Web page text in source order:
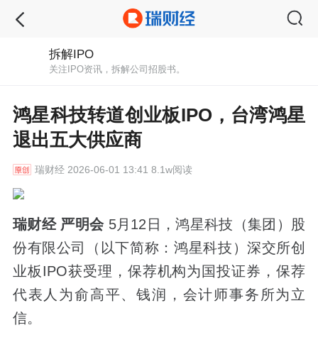
拆解IPO
关注IPO资讯，拆解公司招股书。
鸿星科技转道创业板IPO，台湾鸿星
退出五大供应商
瑞财经2026-06-01 13:41 8.1w阅读
瑞财经 严明会 5月12日，鸿星科技（集团）股
份有限公司（以下简称：鸿星科技）深交所创
业板IPO获受理，保荐机构为国投证券，保荐
代表人为俞高平、钱润，会计师事务所为立
信。